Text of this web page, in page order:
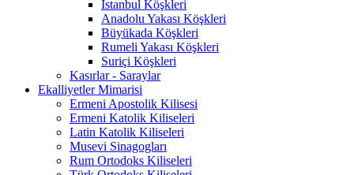
İstanbul Köşkleri
Anadolu Yakası Köşkleri
Büyükada Köşkleri
Rumeli Yakası Köşkleri
Suriçi Köşkleri
Kasırlar - Saraylar
Ekalliyetler Mimarisi
Ermeni Apostolik Kilisesi
Ermeni Katolik Kiliseleri
Latin Katolik Kiliseleri
Musevi Sinagogları
Rum Ortodoks Kiliseleri